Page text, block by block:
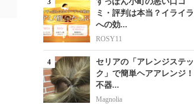
ミ・評判は本当？イライラ
への効...
ROSY11
セリアの「アレンジステッ
ク」で簡単ヘアアレンジ！
不器...
Magnolia